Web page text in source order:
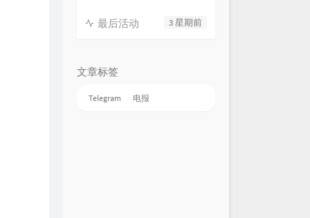
3 星期前
最后活动
文章标签
Telegram 电报